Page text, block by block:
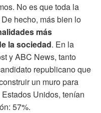
No es que toda la
hecho, más bien lo
más
la sociedad. En la
y ABC News, tanto
republicano que
un muro para
Unidos, tenían
57%.